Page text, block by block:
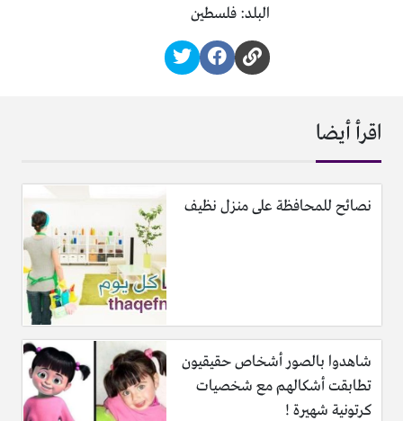
البلد: فلسطين
اقرأ أيضا
نصائح للمحافظة على منزل نظيف
شاهدوا بالصور أشخاص حقيقيون
تطابقت أشكالهم مع شخصيات
كرتونية شهيرة !